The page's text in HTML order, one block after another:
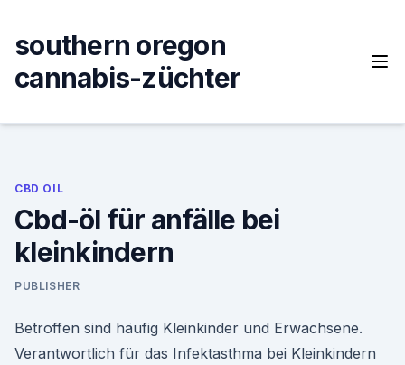
content
southern oregon
cannabis-züchter
CBD OIL
Cbd-öl für anfälle bei
kleinkindern
PUBLISHER
Betroffen sind häufig Kleinkinder und Erwachsene.
Verantwortlich für das Infektasthma bei Kleinkindern